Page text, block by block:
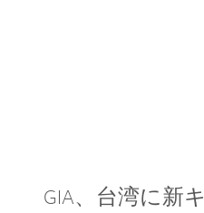
GIA、台湾に新